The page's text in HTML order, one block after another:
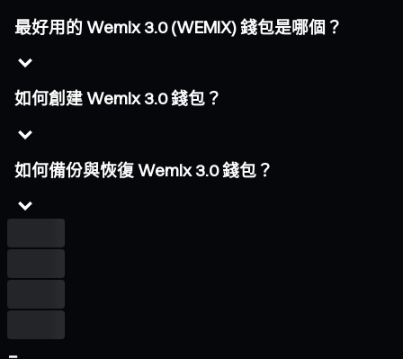
最好用的 Wemix 3.0 (WEMIX) 錢包是哪個？
如何創建 Wemix 3.0 錢包？
如何備份與恢復 Wemix 3.0 錢包？